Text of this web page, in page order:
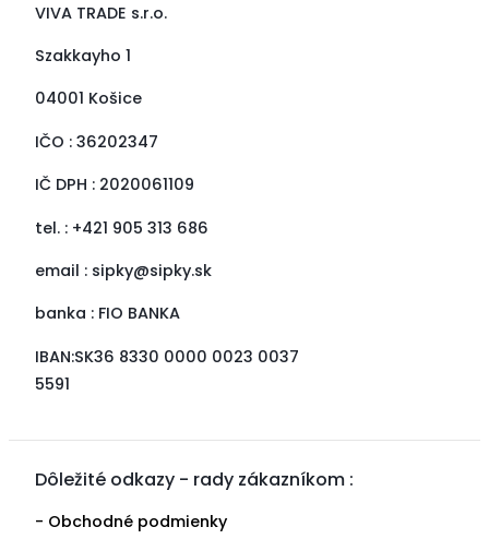
VIVA TRADE s.r.o.
Szakkayho 1
04001 Košice
IČO : 36202347
IČ DPH : 2020061109
tel. : +421 905 313 686
email : sipky@sipky.sk
banka : FIO BANKA
IBAN:SK36 8330 0000 0023 0037
5591
Dôležité odkazy - rady zákazníkom :
- Obchodné podmienky